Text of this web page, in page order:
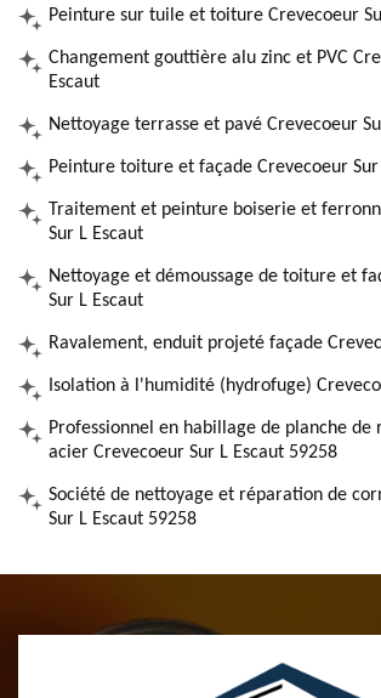
Peinture sur tuile et toiture Crevecoeur
Changement gouttière alu zinc et PVC
Escaut
Nettoyage terrasse et pavé Crevecoeur
Peinture toiture et façade Crevecoeur Sur
Traitement et peinture boiserie et
Sur L Escaut
Nettoyage et démoussage de toiture et
Sur L Escaut
Ravalement, enduit projeté façade
Isolation à l'humidité (hydrofuge)
Professionnel en habillage de planche de
acier Crevecoeur Sur L Escaut 59258
Société de nettoyage et réparation de
Sur L Escaut 59258